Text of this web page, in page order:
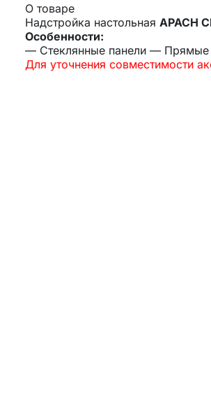
О товаре
Надстройка настольная APACH
Особенности:
— Стеклянные панели —
Для уточнения совместимости